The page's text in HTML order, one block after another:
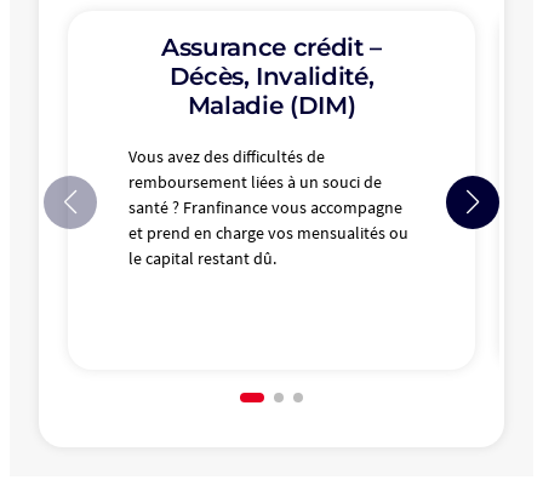
Assurance crédit –
Décès, Invalidité,
Maladie (DIM)
Vous avez des difficultés de
remboursement liées à un souci de
santé ? Franfinance vous accompagne
et prend en charge vos mensualités ou
le capital restant dû.